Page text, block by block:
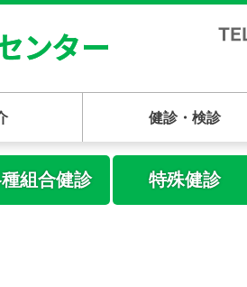
健診・検診
組合健診 特殊健診